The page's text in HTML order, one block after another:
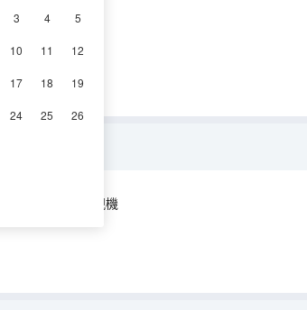
3 4 5
10 11 12
17 18 19
24 25 26
淋浴 電視機
電視機